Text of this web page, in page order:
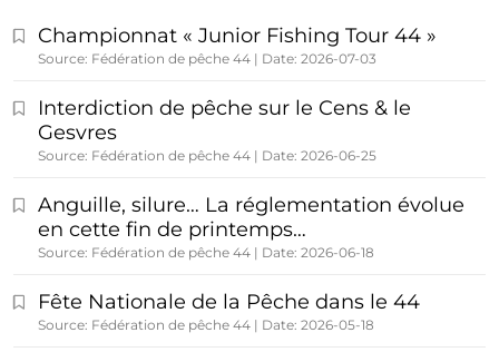
Championnat « Junior Fishing Tour 44 »
Source: Fédération de pêche 44 Date: 2026-07-03
Interdiction de pêche sur le Cens & le
Gesvres
Source: Fédération de pêche 44 Date: 2026-06-25
Anguille, silure… La réglementation évolue
en cette fin de printemps…
Source: Fédération de pêche 44 Date: 2026-06-18
Fête Nationale de la Pêche dans le 44
Source: Fédération de pêche 44 Date: 2026-05-18